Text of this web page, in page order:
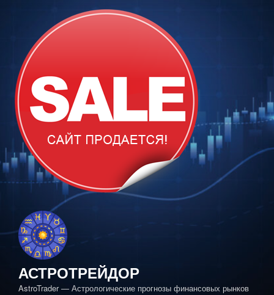
содержимому
АСТРОТРЕЙДОР
AstroTrader — Астрологические прогнозы финансовых рынков